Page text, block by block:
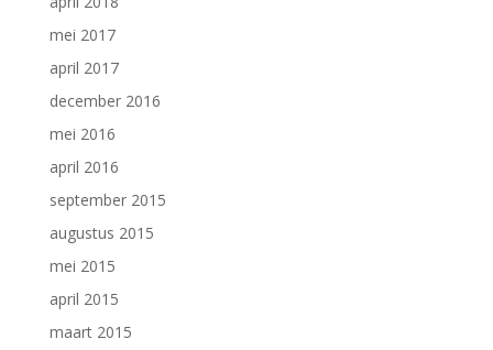
mei 2017
april 2017
december 2016
mei 2016
april 2016
september 2015
augustus 2015
mei 2015
april 2015
maart 2015